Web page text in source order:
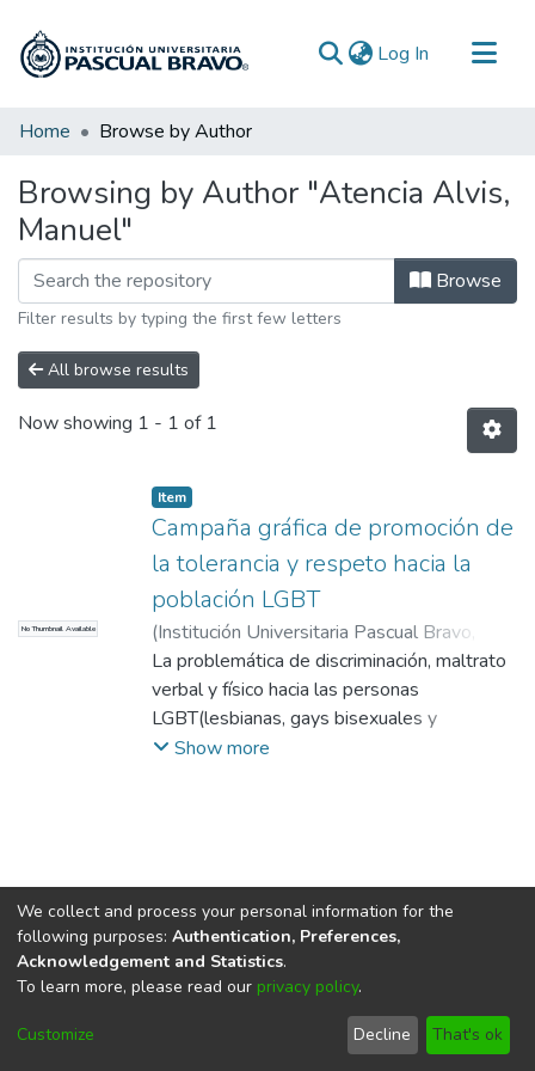
Log In (current)
Communities & Collections
Home Browse by Author
Browsing by Author "Atencia Alvis,
Manuel"
Browse
Filter results by typing the first few letters
All browse results
Now showing 1 - 1 of 1
No Thumbnail Available
Item
Campaña gráfica de promoción de
la tolerancia y respeto hacia la
población LGBT
(Institución Universitaria Pascual Bravo
2010)Atencia Alvis, Manuel;Arbeláez
Mejía, Carlos Herney
La problemática de discriminación, maltrato
verbal y físico hacia las personas
LGBT(lesbianas, gays bisexuales y
transexuales) en los establecimientos
pasado; donde la comunidad LGBT fue
ganando espacio en la sociedad. Surgiendo
así una cultura arcoíris de diversidad sexual,
que para muchos aún es inaceptable. Pero
ideologías es una realidad que existe y con
la que se debe convivir todos los días, no se
Show more
DSpace softwarecopyright © 2002-2026
Cookie
End User
Agreement
Send
Feedback
We collect and process your personal information for the
following purposes: Authentication, Preferences,
Acknowledgement and Statistics.
To learn more, please read our privacy policy.
Customize Decline That's ok